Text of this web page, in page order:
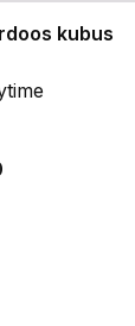
kubus